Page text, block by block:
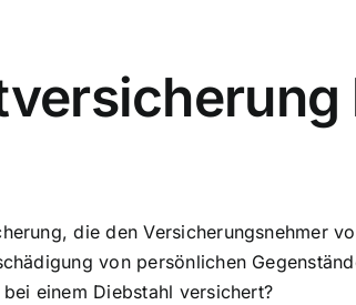
, die den Versicherungsnehmer
von persönlichen
einem Diebstahl versichert?